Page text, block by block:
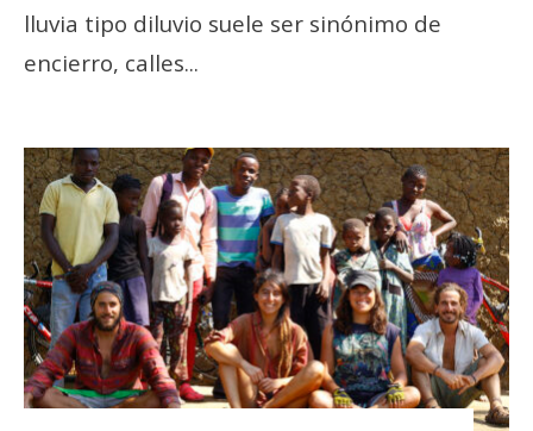
lluvia tipo diluvio suele ser sinónimo de
encierro, calles...